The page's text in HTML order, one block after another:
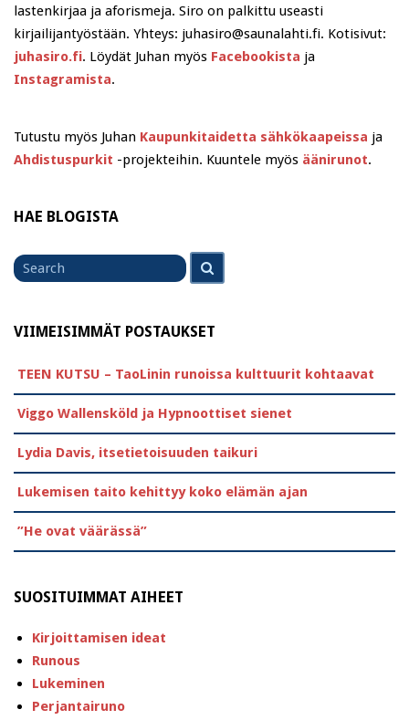
lastenkirjaa ja aforismeja. Siro on palkittu useasti
kirjailijantyöstään. Yhteys: juhasiro@saunalahti.fi. Kotisivut:
juhasiro.fi. Löydät Juhan myös Facebookista ja
Instagramista.
Tutustu myös Juhan Kaupunkitaidetta sähkökaapeissa ja
Ahdistuspurkit -projekteihin. Kuuntele myös äänirunot.
HAE BLOGISTA
Search
for
VIIMEISIMMÄT POSTAUKSET
TEEN KUTSU – TaoLinin runoissa kulttuurit kohtaavat
Viggo Wallensköld ja Hypnoottiset sienet
Lydia Davis, itsetietoisuuden taikuri
Lukemisen taito kehittyy koko elämän ajan
”He ovat väärässä”
SUOSITUIMMAT AIHEET
Kirjoittamisen ideat
Runous
Lukeminen
Perjantairuno